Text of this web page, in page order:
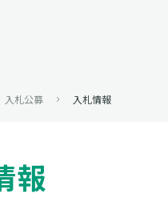
入札公募 入札情報
報